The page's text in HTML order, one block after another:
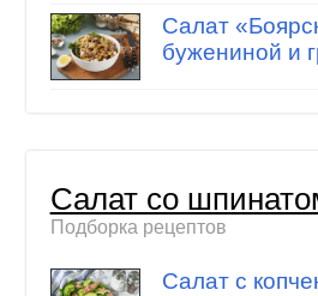
Салат
бужениной и
Салат со
Подборка рецептов
Салат с